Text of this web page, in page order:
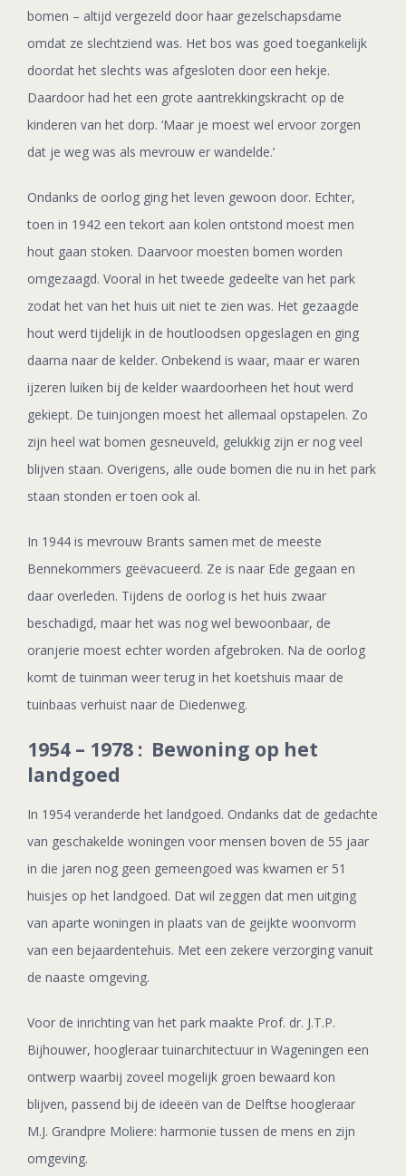
bomen – altijd vergezeld door haar gezelschapsdame
omdat ze slechtziend was. Het bos was goed toegankelijk
doordat het slechts was afgesloten door een hekje.
Daardoor had het een grote aantrekkingskracht op de
kinderen van het dorp. ‘Maar je moest wel ervoor zorgen
dat je weg was als mevrouw er wandelde.’
Ondanks de oorlog ging het leven gewoon door. Echter,
toen in 1942 een tekort aan kolen ontstond moest men
hout gaan stoken. Daarvoor moesten bomen worden
omgezaagd. Vooral in het tweede gedeelte van het park
zodat het van het huis uit niet te zien was. Het gezaagde
hout werd tijdelijk in de houtloodsen opgeslagen en ging
daarna naar de kelder. Onbekend is waar, maar er waren
ijzeren luiken bij de kelder waardoorheen het hout werd
gekiept. De tuinjongen moest het allemaal opstapelen. Zo
zijn heel wat bomen gesneuveld, gelukkig zijn er nog veel
blijven staan. Overigens, alle oude bomen die nu in het park
staan stonden er toen ook al.
In 1944 is mevrouw Brants samen met de meeste
Bennekommers geëvacueerd. Ze is naar Ede gegaan en
daar overleden. Tijdens de oorlog is het huis zwaar
beschadigd, maar het was nog wel bewoonbaar, de
oranjerie moest echter worden afgebroken. Na de oorlog
komt de tuinman weer terug in het koetshuis maar de
tuinbaas verhuist naar de Diedenweg.
1954 – 1978 : Bewoning op het
landgoed
In 1954 veranderde het landgoed. Ondanks dat de gedachte
van geschakelde woningen voor mensen boven de 55 jaar
in die jaren nog geen gemeengoed was kwamen er 51
huisjes op het landgoed. Dat wil zeggen dat men uitging
van aparte woningen in plaats van de geijkte woonvorm
van een bejaardentehuis. Met een zekere verzorging vanuit
de naaste omgeving.
Voor de inrichting van het park maakte Prof. dr. J.T.P.
Bijhouwer, hoogleraar tuinarchitectuur in Wageningen een
ontwerp waarbij zoveel mogelijk groen bewaard kon
blijven, passend bij de ideeën van de Delftse hoogleraar
M.J. Grandpre Moliere: harmonie tussen de mens en zijn
omgeving.